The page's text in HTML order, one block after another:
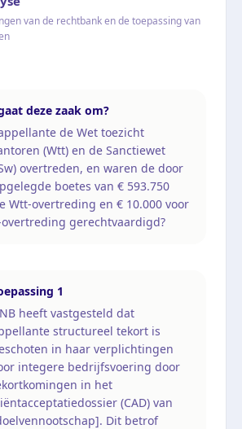
van de rechtbank en de toepassing van
deze zaak om?
de Wet toezicht
(Wtt) en de Sanctiewet
overtreden, en waren de door
boetes van € 593.750
Wtt-overtreding en € 10.000 voor
overtreding gerechtvaardigd?
1
heeft vastgesteld dat
structureel tekort is
in haar verplichtingen
integere bedrijfsvoering door
in het
(CAD) van
Dit betrof